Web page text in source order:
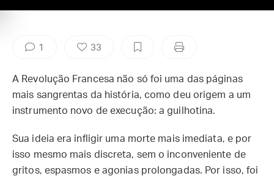
1 33
A Revolução Francesa não só foi uma das páginas
mais sangrentas da história, como deu origem a um
instrumento novo de execução: a guilhotina.
Sua ideia era infligir uma morte mais imediata, e por
isso mesmo mais discreta, sem o inconveniente de
gritos, espasmos e agonias prolongadas. Por isso, foi